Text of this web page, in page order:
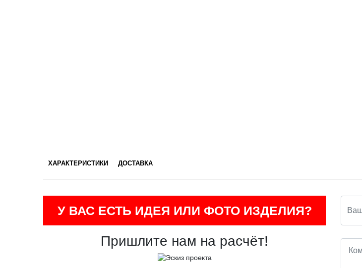
ХАРАКТЕРИСТИКИ ДОСТАВКА
У ВАС ЕСТЬ ИДЕЯ ИЛИ ФОТО ИЗДЕЛИЯ?
Пришлите нам на расчёт!